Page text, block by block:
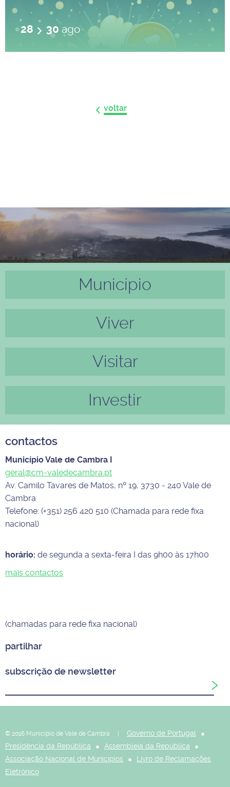
28 30 ago
voltar
Município
Viver
Visitar
Investir
contactos
Município Vale de Cambra I
geral@cm-valedecambra.pt
Av. Camilo Tavares de Matos, nº 19, 3730 - 240 Vale de
Cambra
Telefone: (+351) 256 420 510 (Chamada para rede fixa
nacional)
horário: de segunda a sexta-feira I das 9h00 às 17h00
mais contactos
(chamadas para rede fixa nacional)
partilhar
subscrição de newsletter
© 2016 Município de Vale de Cambra |
Governo de Portugal
Presidência da República
Assembleia da República
Associação Nacional de Municípios
Livro de Reclamações
Eletrónico